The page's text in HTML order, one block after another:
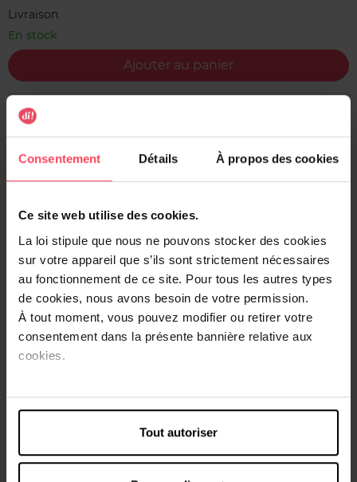
Consentement Détails À propos des cookies
Ce site web utilise des cookies.
La loi stipule que nous ne pouvons stocker des cookies
sur votre appareil que s’ils sont strictement nécessaires
au fonctionnement de ce site. Pour tous les autres types
de cookies, nous avons besoin de votre permission.
À tout moment, vous pouvez modifier ou retirer votre
consentement dans la présente bannière relative aux
cookies.
Tout autoriser
Livraison
En stock
Ajouter au panier
Livraison gratuite à l'achat de min. 35€
Retour gratuit dans votre magasin
Expédition sous 24h
Description
Le produit pour nettoyer les plaques induction de HG est
un nettoyant plaque de cuisson qui élimine en toute
sécurité la graisse, la saleté, le calcaire et les traces
tenaces de tous les types de plaques de cuisson
vitrocéramiques et à induction. Après usage, ce produit
comme neuve!
Caractéristiques